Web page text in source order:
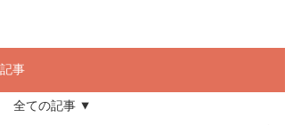
記事
全ての記事